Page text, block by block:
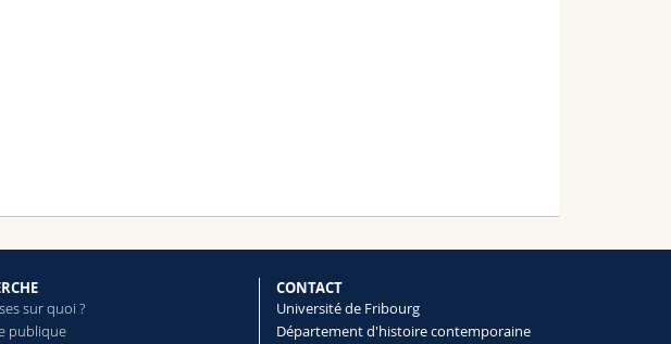
sur quoi ?
publique
CONTACT
Université de Fribourg
Département d'histoire contemporaine